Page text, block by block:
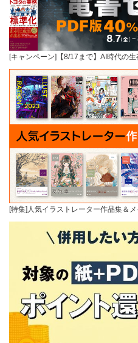
[キャンペーン]【8/17まで】AI時代の
[特集]人気イラストレーター作品集＆メ